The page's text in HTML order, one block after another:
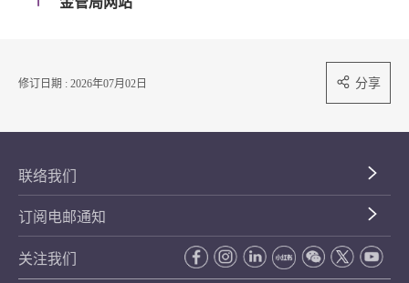
修订日期 : 2026年07月02日 分享
联络我们
订阅电邮通知
关注我们